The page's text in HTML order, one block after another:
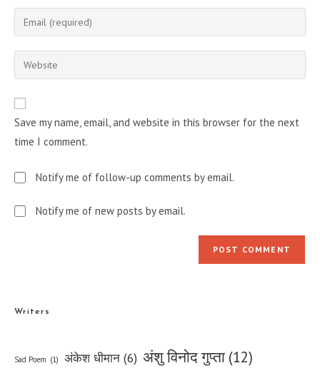
name
comment
Enter
your
email
address
Enter
your
URL
(optional)
Save my name, email, and website in this browser for the next
time I comment.
Notify me of follow-up comments by email.
Notify me of new posts by email.
Writers
Sad Poem (1) अंकेश धीमान (6) अंशु विनोद गुप्ता (12)